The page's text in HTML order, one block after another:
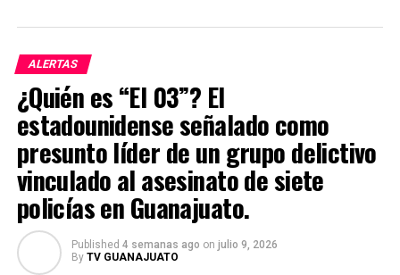
Con este billete conmemorativo, las autoridades buscan
celebrar uno de los fenómenos más inesperados y
entrañables que dejó el torneo, demostrando cómo un
personaje espontáneo logró ganarse el cariño de la
afición.
El “Pato Merlín” pasó de animar las calles durante el
Mundial a formar parte de la historia de la Lotería
Nacional, consolidándose como uno de los íconos más
recordados de la justa deportiva y un ejemplo de cómo
el entusiasmo de la afición puede trascender más allá de
las canchas.
ALERTAS
¿Quién es “El 03”? El
estadounidense señalado como
presunto líder de un grupo delictivo
vinculado al asesinato de siete
policías en Guanajuato.
Published 4 semanas ago on julio 9, 2026
By TV GUANAJUATO